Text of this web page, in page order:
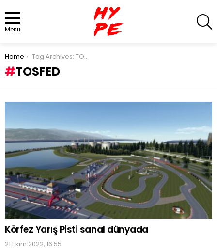
Menu
You are here:
Home Tag Archives: TOSFED
TOSFED
Körfez Yarış Pisti sanal dünyada
21 Ekim 2022, 16:55